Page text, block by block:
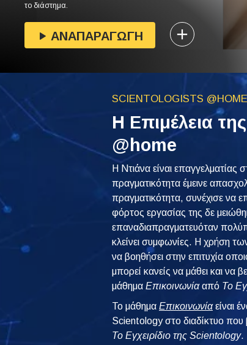
το διάστημα.
ΑΝΑΠΑΡΑΓΩΓΗ
SCIENTOLOGISTS @HOME
Η Επιμέλεια
@home
Η Ντιάνα είναι επαγγελματίας
πραγματικότητα έμεινε
πραγματικότητα, συνέχισε να
φόρτος εργασίας της δε
επαναδιαπραγματευόταν
κλείνει συμφωνίες. Η χρήση
να βοηθήσει στην επιτυχία
μπορεί κανείς να μάθει και να
μάθημαΕπικοινωνίααπό Το
Το μάθημαΕπικοινωνίαείναι
Scientology στο διαδίκτυο που
Το Εγχειρίδιο της Scientology.